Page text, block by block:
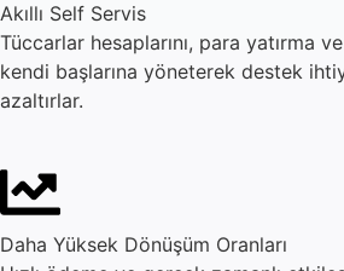
Akıllı Self Servis
Tüccarlar hesaplarını, para yatırma
kendi başlarına yöneterek destek
azaltırlar.
Daha Yüksek Dönüşüm Oranları